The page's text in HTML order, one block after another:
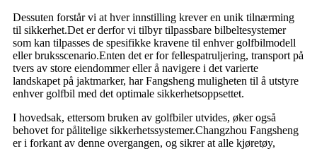
Dessuten forstår vi at hver innstilling krever en unik tilnærming
til sikkerhet.Det er derfor vi tilbyr tilpassbare bilbeltesystemer
som kan tilpasses de spesifikke kravene til enhver golfbilmodell
eller bruksscenario.Enten det er for fellespatruljering, transport på
tvers av store eiendommer eller å navigere i det varierte
landskapet på jaktmarker, har Fangsheng muligheten til å utstyre
enhver golfbil med det optimale sikkerhetsoppsettet.
I hovedsak, ettersom bruken av golfbiler utvides, øker også
behovet for pålitelige sikkerhetssystemer.Changzhou Fangsheng
er i forkant av denne overgangen, og sikrer at alle kjøretøy,